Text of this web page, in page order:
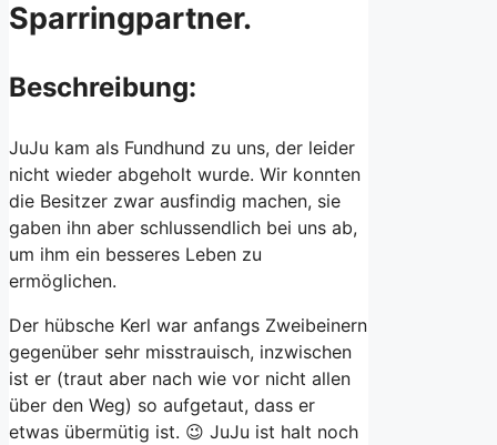
Sparringpartner.
Beschreibung:
JuJu kam als Fundhund zu uns, der leider
nicht wieder abgeholt wurde. Wir konnten
die Besitzer zwar ausfindig machen, sie
gaben ihn aber schlussendlich bei uns ab,
um ihm ein besseres Leben zu
ermöglichen.
Der hübsche Kerl war anfangs Zweibeinern
gegenüber sehr misstrauisch, inzwischen
ist er (traut aber nach wie vor nicht allen
über den Weg) so aufgetaut, dass er
etwas übermütig ist. 😉 JuJu ist halt noch